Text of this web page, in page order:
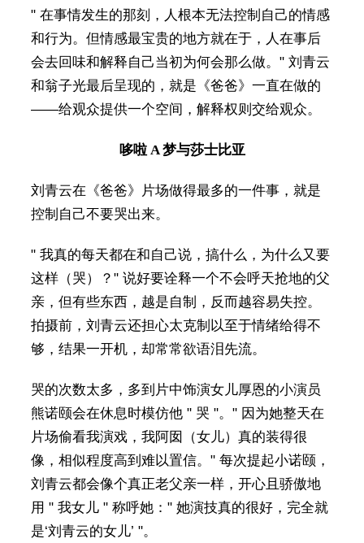
" 在事情发生的那刻，人根本无法控制自己的情感
和行为。但情感最宝贵的地方就在于，人在事后
会去回味和解释自己当初为何会那么做。" 刘青云
和翁子光最后呈现的，就是《爸爸》一直在做的
——给观众提供一个空间，解释权则交给观众。
哆啦 A 梦与莎士比亚
刘青云在《爸爸》片场做得最多的一件事，就是
控制自己不要哭出来。
" 我真的每天都在和自己说，搞什么，为什么又要
这样（哭）？" 说好要诠释一个不会呼天抢地的父
亲，但有些东西，越是自制，反而越容易失控。
拍摄前，刘青云还担心太克制以至于情绪给得不
够，结果一开机，却常常欲语泪先流。
哭的次数太多，多到片中饰演女儿厚恩的小演员
熊诺颐会在休息时模仿他 " 哭 "。" 因为她整天在
片场偷看我演戏，我阿囡（女儿）真的装得很
像，相似程度高到难以置信。" 每次提起小诺颐，
刘青云都会像个真正老父亲一样，开心且骄傲地
用 " 我女儿 " 称呼她：" 她演技真的很好，完全就
是‘刘青云的女儿’ "。